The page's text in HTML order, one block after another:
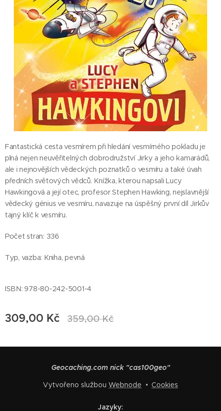
Fantastická cesta vesmírem při hledání vesmírného pokladu je
plná nejen neuvěřitelných dobrodružství Jirky a jeho kamarádů,
ale i nejnovějších vědeckých poznatků o vesmíru a také úvah
předních světových vědců. Knížka, kterou napsali Lucy
Hawkingová a její otec, profesor Stephen Hawking, nejslavnější
vědecký génius ve vesmíru, navazuje na úspěšný první díl Jirkův
tajný klíč k vesmíru.
Počet stran: 336
Typ, vazba: Kniha, pevná
ISBN: 978-80-242-5001-4
309,00 Kč 359,00Kč
Geocaching.com nick "cas100geo"
Vytvořeno službou Webnode Cookies
Jazyky